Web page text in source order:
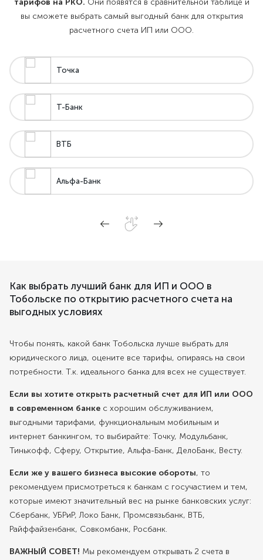
тарифов на РКО. Они появятся в сравнительной таблице и
вы сможете выбрать самый выгодный банк для открытия
расчетного счета ИП или ООО.
Точка
Т-Банк
ВТБ
Альфа-Банк
Как выбрать лучший банк для ИП и ООО в
Тобольске по открытию расчетного счета на
выгодных условиях
Чтобы понять, какой банк Тобольска лучше выбрать для
юридического лица, оцените все тарифы, опираясь на свои
потребности. Т.к. идеального банка для всех не существует.
Если вы хотите открыть расчетный счет для ИП или ООО
в современном банке с хорошим обслуживанием,
выгодными тарифами, функциональным мобильным и
интернет банкингом, то выбирайте: Точку, Модульбанк,
Тинькофф, Сферу, Открытие, Альфа-Банк, ДелоБанк, Весту.
Если же у вашего бизнеса высокие обороты, то
рекомендуем присмотреться к банкам с госучастием и тем,
которые имеют значительный вес на рынке банковских услуг:
Сбербанк, УБРиР, Локо Банк, Промсвязьбанк, ВТБ,
Райффайзенбанк, Совкомбанк, Росбанк.
ВАЖНЫЙ СОВЕТ! Мы рекомендуем открывать 2 счета в